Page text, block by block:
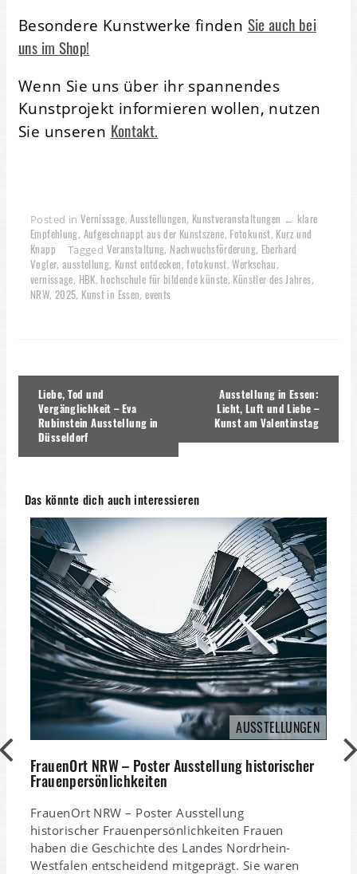
Besondere Kunstwerke finden Sie auch bei
uns im Shop!
Wenn Sie uns über ihr spannendes
Kunstprojekt informieren wollen, nutzen
Sie unseren Kontakt.
Posted in Vernissage,Ausstellungen, Kunstveranstaltungen ← klare
Empfehlung, Aufgeschnappt aus der Kunstszene, Fotokunst, Kurz und
Knapp
Tagged Veranstaltung, Nachwuchsförderung, Eberhard
Vogler, ausstellung, Kunst entdecken,fotokunst,Werkschau,
vernissage, HBK, hochschule für bildende künste, Künstler des Jahres,
NRW, 2025, Kunst in Essen,events
Beitragsnavigation
Liebe, Tod und
Vergänglichkeit – Eva
Rubinstein Ausstellung in
Düsseldorf
Ausstellung in Essen:
Licht, Luft und Liebe –
Kunst am Valentinstag
Das könnte dich auch interessieren
AUSSTELLUNGEN
FrauenOrt NRW – Poster Ausstellung historischer
Frauenpersönlichkeiten
FrauenOrt NRW – Poster Ausstellung
historischer Frauenpersönlichkeiten Frauen
haben die Geschichte des Landes Nordrhein-
Westfalen entscheidend mitgeprägt. Sie waren